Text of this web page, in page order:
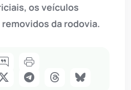
os veículos
da rodovia.